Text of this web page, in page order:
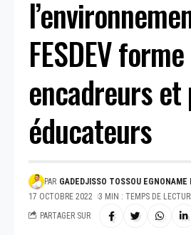
FESDEV forme
encadreurs
éducateurs
PAR GADEDJISSO TOSSOU EGNONAME
17 OCTOBRE 2022 3 MIN : TEMPS DE
PARTAGER SUR